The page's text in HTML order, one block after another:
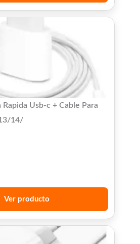
Rapida Usb-c + Cable Para
14/
Ver producto